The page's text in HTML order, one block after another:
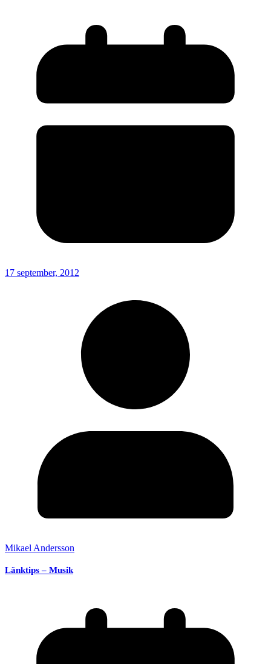
17 september, 2012
Mikael Andersson
Länktips – Musik